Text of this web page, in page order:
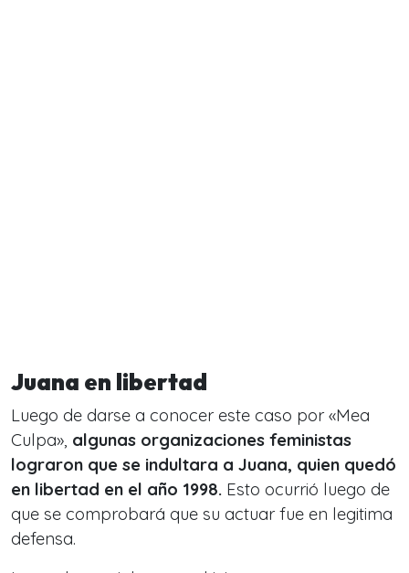
Juana en libertad
Luego de darse a conocer este caso por «Mea
Culpa», algunas organizaciones feministas
lograron que se indultara a Juana, quien quedó
en libertad en el año 1998. Esto ocurrió luego de
que se comprobará que su actuar fue en legitima
defensa.